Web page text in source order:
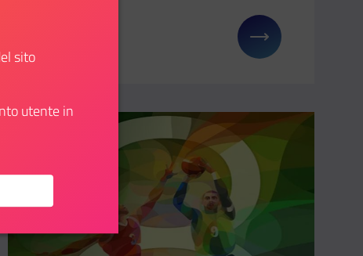
La notte delle ideeIl link ti porterà ad avere maggiori dettagli su:
sito
utente in